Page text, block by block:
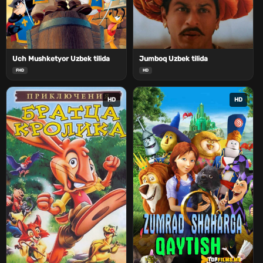
Uch Mushketyor Uzbek tilida
FHD
Jumboq Uzbek tilida
HD
HD HD